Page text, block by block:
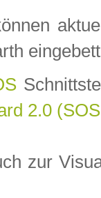
2.0
zur